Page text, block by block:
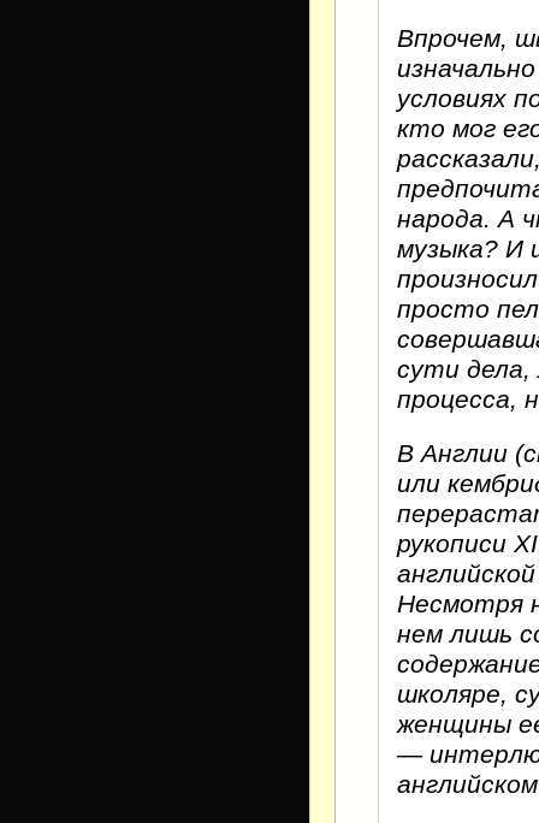
Впрочем,
условиях
кто мог
народа. А
музыка? И
просто
сути
процесса,
В Англии
или
рукописи
Несмотря
нем лишь
школяре,
женщины
—